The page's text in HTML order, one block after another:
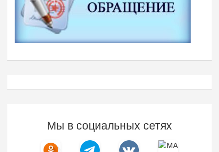
Мы в социальных сетях